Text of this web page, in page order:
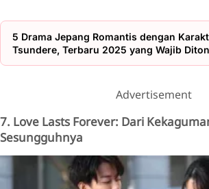
5 Drama Jepang Romantis dengan
Tsundere, Terbaru 2025 yang Wajib
Advertisement
7. Love Lasts Forever: Dari
Sesungguhnya